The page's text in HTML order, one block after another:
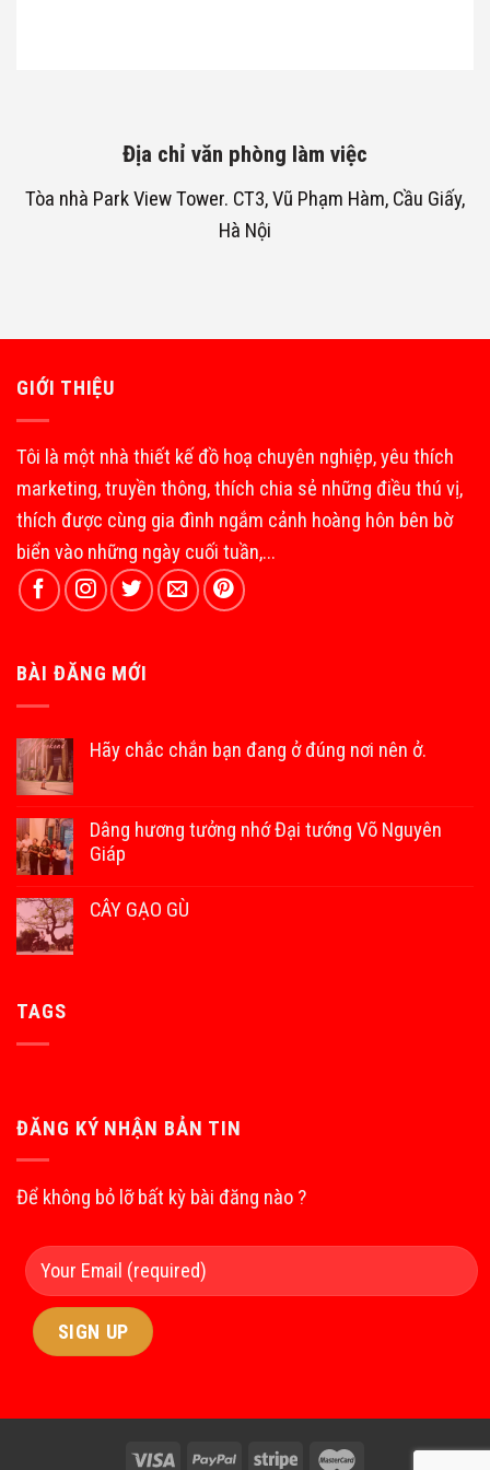
Địa chỉ văn phòng làm việc
Tòa nhà Park View Tower. CT3, Vũ Phạm Hàm, Cầu Giấy,
Hà Nội
GIỚI THIỆU
Tôi là một nhà thiết kế đồ hoạ chuyên nghiệp, yêu thích
marketing, truyền thông, thích chia sẻ những điều thú vị,
thích được cùng gia đình ngắm cảnh hoàng hôn bên bờ
biển vào những ngày cuối tuần,...
BÀI ĐĂNG MỚI
Hãy chắc chắn bạn đang ở đúng nơi nên ở.
Dâng hương tưởng nhớ Đại tướng Võ Nguyên
Giáp
CÂY GẠO GÙ
TAGS
ĐĂNG KÝ NHẬN BẢN TIN
Để không bỏ lỡ bất kỳ bài đăng nào ?